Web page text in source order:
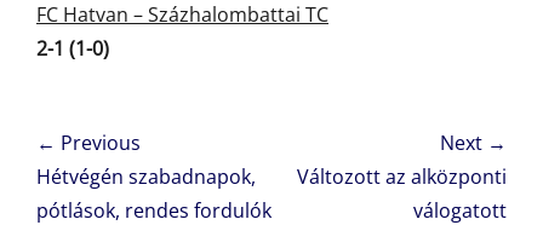
FC Hatvan – Százhalombattai TC
2-1 (1-0)
Bejegyzés
navigáció
← Previous
Previous
post:
Hétvégén szabadnapok,
pótlások, rendes fordulók
Next →
Next
post:
Változott az alközponti
válogatott